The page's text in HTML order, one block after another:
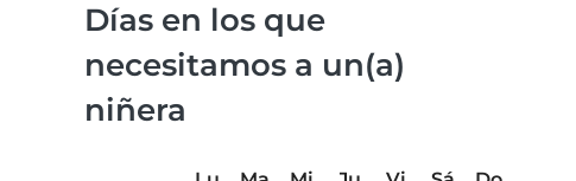
Días en los que
necesitamos a un(a)
niñera